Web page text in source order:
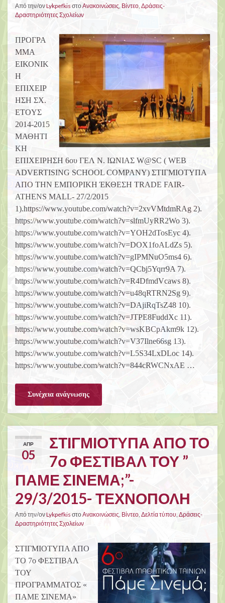
Από την/ονLykpefkis στοΑνακοινώσεις, Βίντεο, Δράσεις-
Δραστηριότητες Σχολείων
ΠΡΟΓΡΑ
ΜΜΑ
ΕΙΚΟΝΙΚ
Η
ΕΠΙΧΕΙΡ
ΗΣΗ ΣΧ.
ΕΤΟYΣ
2014-2015
ΜΑΘΗΤΙ
ΚΗ
ΕΠΙΧΕΙΡΗΣΗ 6ου ΓΕΛ Ν. ΙΩΝΙΑΣ W@SC ( WEB
ADVERTISING SCHOOL COMPANY) ΣΤΙΓΜΙΟΤΥΠΑ
ΑΠΟ ΤΗΝ ΕΜΠΟΡΙΚΗ ΈΚΘΕΣΗ TRADE FAIR-
ATHENS MALL- 27/2/2015
1).https://www.youtube.com/watch?v=2xvVMtdmRAg 2).
https://www.youtube.com/watch?v=slfmUyRR2Wo 3).
https://www.youtube.com/watch?v=YOH2dTosEyc 4).
https://www.youtube.com/watch?v=DOX1foALdZs 5).
https://www.youtube.com/watch?v=gIPMNuO5ms4 6).
https://www.youtube.com/watch?v=QCbj5Yqrr9A 7).
https://www.youtube.com/watch?v=R4DfmdVcaws 8).
https://www.youtube.com/watch?v=u48qRTRN2Sg 9).
https://www.youtube.com/watch?v=DAjiRqTsZ48 10).
https://www.youtube.com/watch?v=JTPE8FuddXc 11).
https://www.youtube.com/watch?v=wsKBCpAkm9k 12).
https://www.youtube.com/watch?v=V37Ilne66sg 13).
https://www.youtube.com/watch?v=L5S34LxDLoc 14).
https://www.youtube.com/watch?v=844cRWCNxAE …
Συνέχεια ανάγνωσης
ΑΠΡ
05
ΣΤΙΓΜΙΟΤΥΠΑ ΑΠΟ ΤΟ
7ο ΦΕΣΤΙΒΑΛ ΤΟΥ ”
ΠΑΜΕ ΣΙΝΕΜΑ;”-
29/3/2015- ΤΕΧΝΟΠΟΛΗ
Από την/ονLykpefkis στοΑνακοινώσεις, Βίντεο, Δελτία τύπου, Δράσεις-
Δραστηριότητες Σχολείων
ΣΤΙΓΜΙΟΤΥΠΑ ΑΠΟ
ΤΟ 7ο ΦΕΣΤΙΒΑΛ
ΤΟΥ
ΠΡΟΓΡΑΜΜΑΤΟΣ «
ΠΑΜΕ ΣΙΝΕΜΑ»